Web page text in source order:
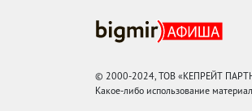
© 2000-2024, ТОВ «КЕПРЕЙТ
Какое-либо использование